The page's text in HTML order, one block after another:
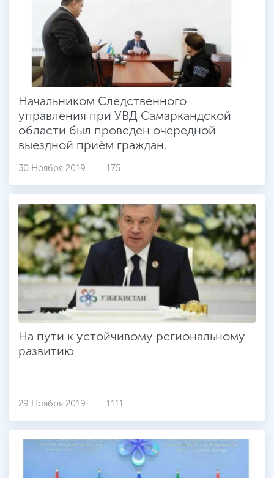
Начальником Следственного
управления при УВД Самаркандской
области был проведен очередной
выездной приём граждан.
30 Ноября 2019 175
На пути к устойчивому региональному
развитию
29 Ноября 2019 1111